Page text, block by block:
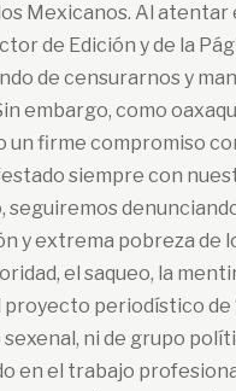
Mexicanos. Al atentar
de Edición y de la
de censurarnos y
embargo, como
un firme compromiso
siempre con
seguiremos
y extrema pobreza de
el saqueo, la
proyecto periodístico de
ni de grupo
en el trabajo